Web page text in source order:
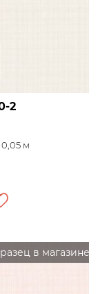
2
м
в магазине